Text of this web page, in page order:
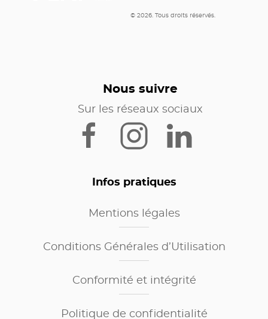
© 2026. Tous droits réservés.
Nous suivre
Sur les réseaux sociaux
Infos pratiques
Mentions légales
Conditions Générales d’Utilisation
Conformité et intégrité
Politique de confidentialité